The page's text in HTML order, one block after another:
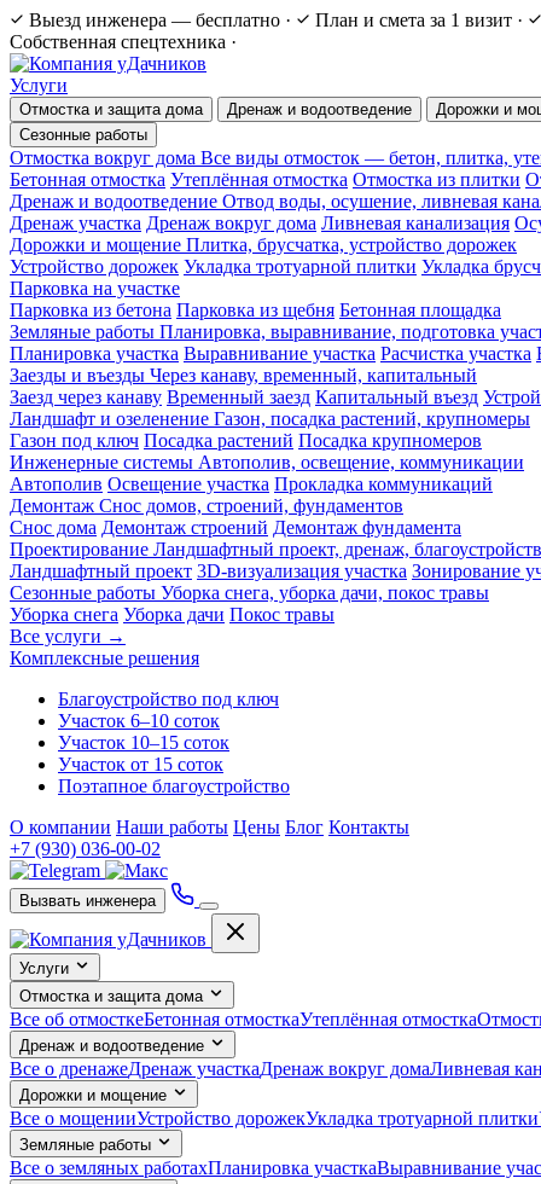
Выезд инженера — бесплатно · План и смета за 1 визит ·
Собственная спецтехника ·
Услуги
Отмостка и защита дома Дренаж и водоотведение Дорожки и
Сезонные работы
Отмостка вокруг дома Все виды отмосток — бетон, плитка,
Бетонная отмостка Утеплённая отмостка Отмостка из плитки
Дренаж и водоотведение Отвод воды, осушение, ливневая
Дренаж участка Дренаж вокруг дома Ливневая канализация
Дорожки и мощение Плитка, брусчатка, устройство дорожек
Устройство дорожек Укладка тротуарной плитки Укладка
Парковка на участке
Парковка из бетона Парковка из щебня Бетонная площадка
Земляные работы Планировка, выравнивание, подготовка
Планировка участка Выравнивание участка Расчистка участка
Заезды и въезды Через канаву, временный, капитальный
Заезд через канаву Временный заезд Капитальный въезд
Ландшафт и озеленение Газон, посадка растений, крупномеры
Газон под ключ Посадка растений Посадка крупномеров
Инженерные системы Автополив, освещение, коммуникации
Автополив Освещение участка Прокладка коммуникаций
Демонтаж Снос домов, строений, фундаментов
Снос дома Демонтаж строений Демонтаж фундамента
Проектирование Ландшафтный проект, дренаж,
Ландшафтный проект 3D-визуализация участка Зонирование
Сезонные работы Уборка снега, уборка дачи, покос травы
Уборка снега Уборка дачи Покос травы
Все услуги →
Комплексные решения
Благоустройство под ключ
Участок 6–10 соток
Участок 10–15 соток
Участок от 15 соток
Поэтапное благоустройство
О компании Наши работы Цены Блог Контакты
+7 (930) 036-00-02
Вызвать инженера
Услуги
Отмостка и защита дома
Все об отмосткеБетонная отмосткаУтеплённая отмостка
Дренаж и водоотведение
Все о дренажеДренаж участкаДренаж вокруг домаЛивневая
Дорожки и мощение
Все о мощенииУстройство дорожекУкладка тротуарной плитки
Земляные работы
Все о земляных работахПланировка участкаВыравнивание